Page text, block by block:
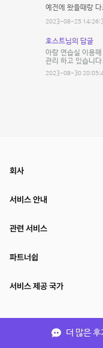
예전에 왔을때랑
2023-08-25
호스트님의 답글
아랑 연습실 이용
관리 하고 있습니
2023-08-30
더 많은 후
회사
서비스 안내
관련 서비스
파트너쉽
서비스 제공 국가
(주)NSPACE 사업자정보